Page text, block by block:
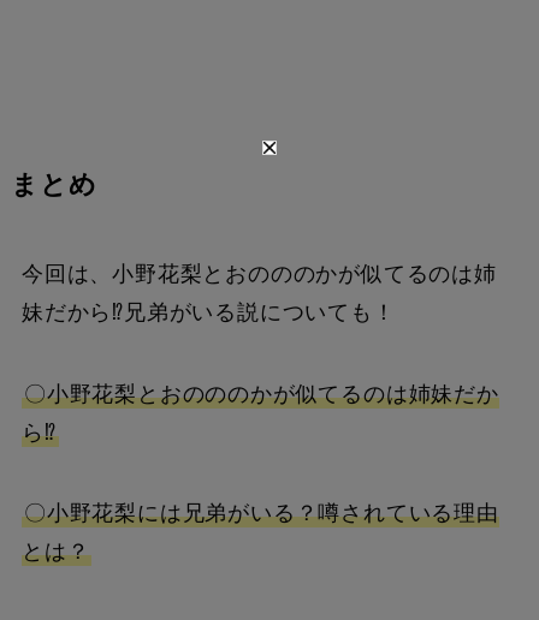
まとめ
今回は、小野花梨とおのののかが似てるのは姉
妹だから⁉兄弟がいる説についても！
〇小野花梨とおのののかが似てるのは姉妹だか
ら⁉
〇小野花梨には兄弟がいる？噂されている理由
とは？